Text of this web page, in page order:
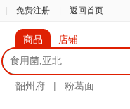
免费注册 返回首页
商品 店铺
韶州府 | 粉葛面